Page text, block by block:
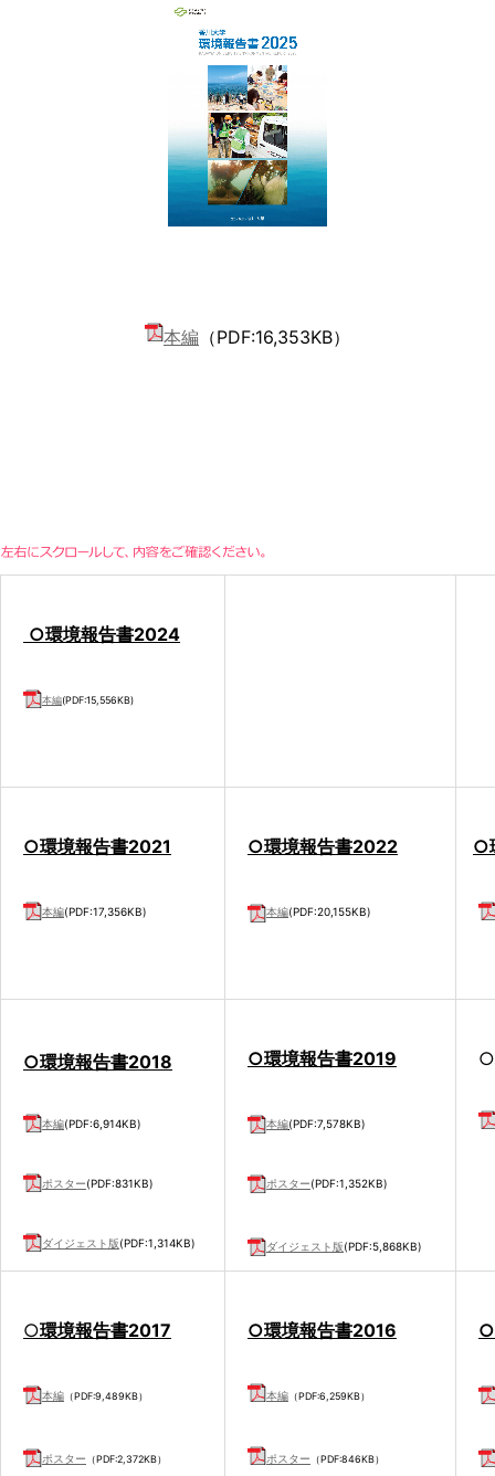
本編 （PDF:16,353KB）
○環境報告書2024
本編(PDF:15,556KB)
○環境報告書2021
本編(PDF:17,356KB)
○環境報告書2022
本編(PDF:20,155KB)
○
○環境報告書2018
本編(PDF:6,914KB)
ポスター(PDF:831KB)
ダイジェスト版(PDF:1,314KB)
○環境報告書2019
本編(PDF:7,578KB)
ポスター(PDF:1,352KB)
ダイジェスト版(PDF:5,868KB)
○
○環境報告書2017
本編 （PDF:9,489KB）
ポスター （PDF:2,372KB）
○環境報告書2016
本編 （PDF:6,259KB）
ポスター （PDF:846KB）
○